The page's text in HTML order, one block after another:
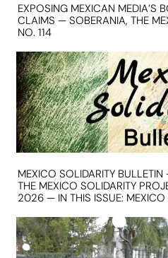
EXPOSING MEXICAN MEDIA’S
CLAIMS — SOBERANIA, THE
NO. 114
MEXICO SOLIDARITY
THE MEXICO SOLIDARITY
2026 — IN THIS ISSUE: